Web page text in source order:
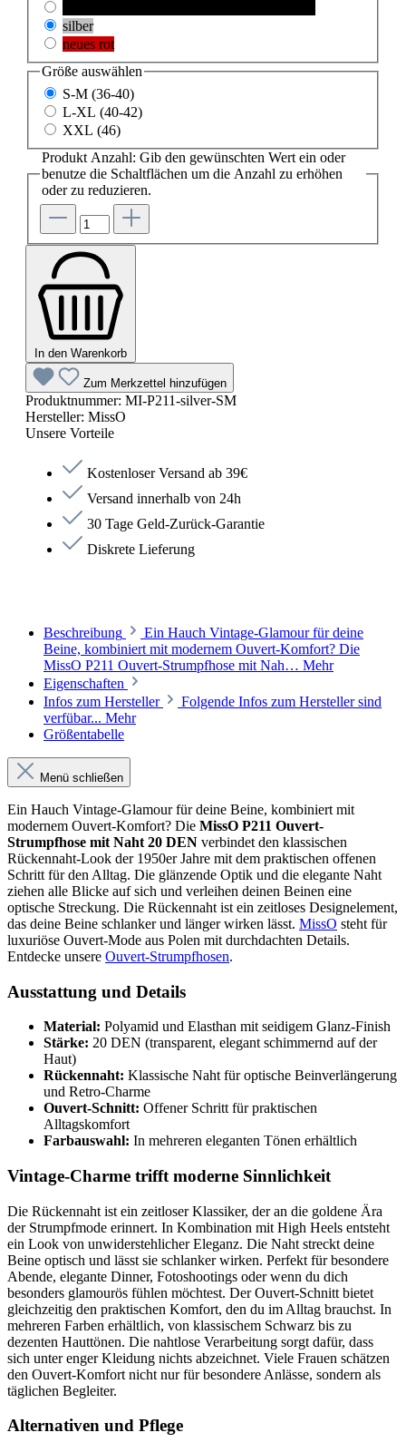
silber
neues rot
Größe auswählen
S-M (36-40)
L-XL (40-42)
XXL (46)
Produkt Anzahl: Gib den gewünschten Wert ein oder
benutze die Schaltflächen um die Anzahl zu erhöhen
oder zu reduzieren.
In den Warenkorb
Zum Merkzettel hinzufügen
Produktnummer: MI-P211-silver-SM
Hersteller: MissO
Unsere Vorteile
Kostenloser Versand ab 39€
Versand innerhalb von 24h
30 Tage Geld-Zurück-Garantie
Diskrete Lieferung
Beschreibung
Ein Hauch Vintage-Glamour für deine
Beine, kombiniert mit modernem Ouvert-Komfort? Die
MissO P211 Ouvert-Strumpfhose mit Nah… Mehr
Eigenschaften
Infos zum Hersteller
Folgende Infos zum Hersteller sind
verfübar... Mehr
Größentabelle
Menü schließen
Ein Hauch Vintage-Glamour für deine Beine, kombiniert mit
modernem Ouvert-Komfort? Die MissO P211 Ouvert-
Strumpfhose mit Naht 20 DEN verbindet den klassischen
Rückennaht-Look der 1950er Jahre mit dem praktischen offenen
Schritt für den Alltag. Die glänzende Optik und die elegante Naht
ziehen alle Blicke auf sich und verleihen deinen Beinen eine
optische Streckung. Die Rückennaht ist ein zeitloses Designelement,
das deine Beine schlanker und länger wirken lässt. MissO steht für
luxuriöse Ouvert-Mode aus Polen mit durchdachten Details.
Entdecke unsere Ouvert-Strumpfhosen.
Ausstattung und Details
Material: Polyamid und Elasthan mit seidigem Glanz-Finish
Stärke: 20 DEN (transparent, elegant schimmernd auf der
Haut)
Rückennaht: Klassische Naht für optische Beinverlängerung
und Retro-Charme
Ouvert-Schnitt: Offener Schritt für praktischen
Alltagskomfort
Farbauswahl: In mehreren eleganten Tönen erhältlich
Vintage-Charme trifft moderne Sinnlichkeit
Die Rückennaht ist ein zeitloser Klassiker, der an die goldene Ära
der Strumpfmode erinnert. In Kombination mit High Heels entsteht
ein Look von unwiderstehlicher Eleganz. Die Naht streckt deine
Beine optisch und lässt sie schlanker wirken. Perfekt für besondere
Abende, elegante Dinner, Fotoshootings oder wenn du dich
besonders glamourös fühlen möchtest. Der Ouvert-Schnitt bietet
gleichzeitig den praktischen Komfort, den du im Alltag brauchst. In
mehreren Farben erhältlich, von klassischem Schwarz bis zu
dezenten Hauttönen. Die nahtlose Verarbeitung sorgt dafür, dass
sich unter enger Kleidung nichts abzeichnet. Viele Frauen schätzen
den Ouvert-Komfort nicht nur für besondere Anlässe, sondern als
täglichen Begleiter.
Alternativen und Pflege